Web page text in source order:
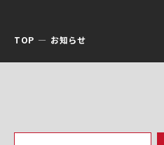
TOP お知らせ